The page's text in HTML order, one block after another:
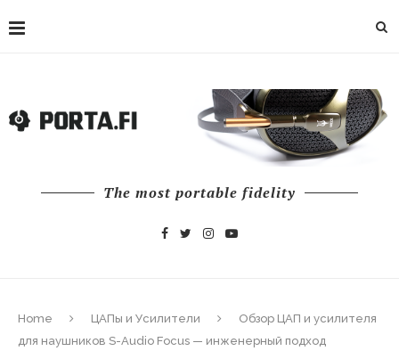
The most portable fidelity
Home ЦАПы и Усилители
Обзор ЦАП и усилителя
для наушников S-Audio Focus — инженерный подход